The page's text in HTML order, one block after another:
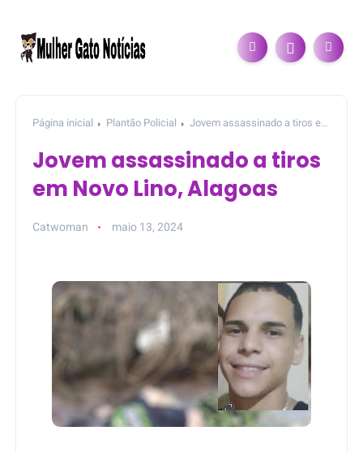
Página inicial Plantão Policial
Jovem assassinado a tiros em
Jovem assassinado a tiros
em Novo Lino, Alagoas
Catwoman maio 13, 2024